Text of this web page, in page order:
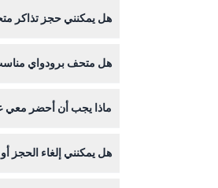
سياسة الإلغاء
يكون قبل 90 دقيقة من وقت الإغلاق، كما يبقى متجر الهدايا مفتوحًا حتى الإغلاق. (قد تختلف التفاصيل — يرجى التأكد عند الحجز)
هل يمكنني حجز تذاكر
هل متحف برودواي
ماذا يجب أن أحضر معي
هل يمكنني إلغاء الحجز